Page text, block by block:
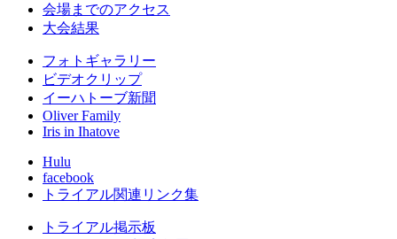
会場までのアクセス
大会結果
フォトギャラリー
ビデオクリップ
イーハトーブ新聞
Oliver Family
Iris in Ihatove
Hulu
facebook
トライアル関連リンク集
トライアル掲示板